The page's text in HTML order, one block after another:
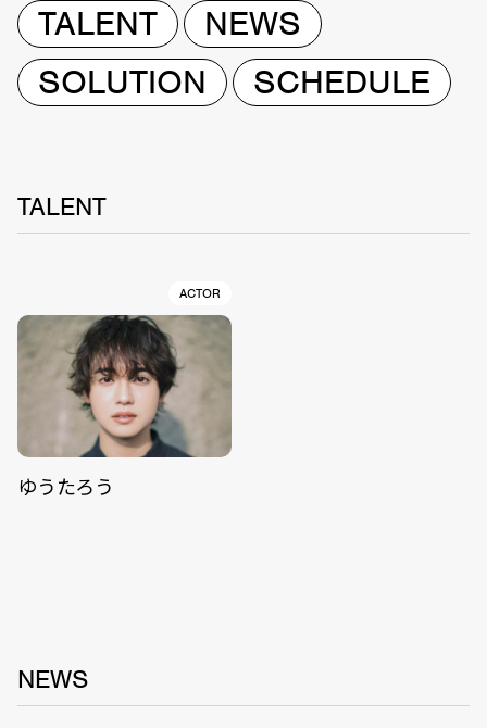
TALENT
NEWS
SOLUTION
SCHEDULE
TALENT
ACTOR
ゆうたろう
NEWS